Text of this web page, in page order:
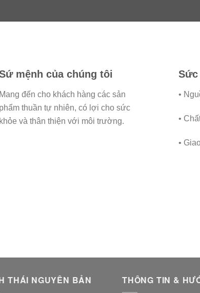
mệnh của chúng tôi
Mang đến cho khách hàng các sản
phẩm thuần tự nhiên, có lợi cho sức
khỏe và thân thiện với môi trường.
Sức
•
•
•
THÁI NGUYÊN BẢN THÔNG TIN &